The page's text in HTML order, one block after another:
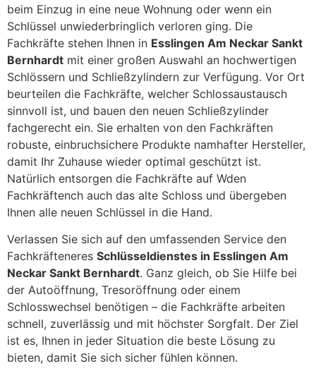
beim Einzug in eine neue Wohnung oder wenn ein
Schlüssel unwiederbringlich verloren ging. Die
Fachkräfte stehen Ihnen in Esslingen Am Neckar Sankt
Bernhardt mit einer großen Auswahl an hochwertigen
Schlössern und Schließzylindern zur Verfügung. Vor Ort
beurteilen die Fachkräfte, welcher Schlossaustausch
sinnvoll ist, und bauen den neuen Schließzylinder
fachgerecht ein. Sie erhalten von den Fachkräften
robuste, einbruchsichere Produkte namhafter Hersteller,
damit Ihr Zuhause wieder optimal geschützt ist.
Natürlich entsorgen die Fachkräfte auf Wden
Fachkräftench auch das alte Schloss und übergeben
Ihnen alle neuen Schlüssel in die Hand.
Verlassen Sie sich auf den umfassenden Service den
Fachkräfteneres Schlüsseldienstes in Esslingen Am
Neckar Sankt Bernhardt. Ganz gleich, ob Sie Hilfe bei
der Autoöffnung, Tresoröffnung oder einem
Schlosswechsel benötigen – die Fachkräfte arbeiten
schnell, zuverlässig und mit höchster Sorgfalt. Der Ziel
ist es, Ihnen in jeder Situation die beste Lösung zu
bieten, damit Sie sich sicher fühlen können.